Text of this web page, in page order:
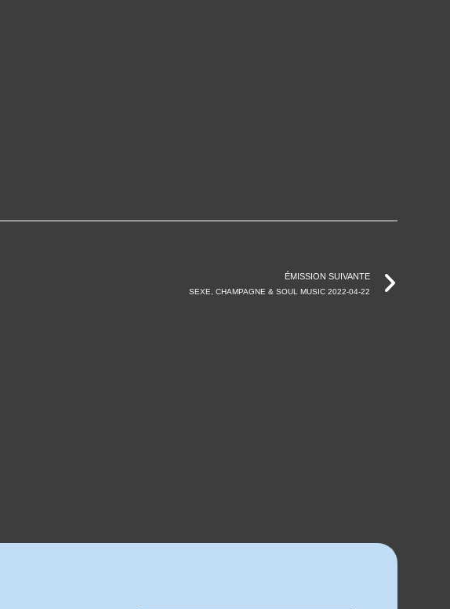
ÉMISSION SUIVANTE
SEXE, CHAMPAGNE & SOUL MUSIC 2022-04-22